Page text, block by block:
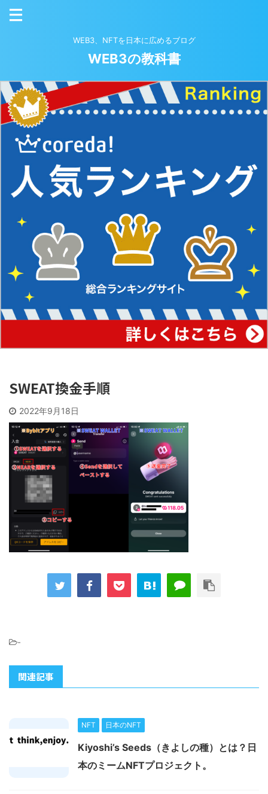
WEB3、NFTを日本に広めるブログ
WEB3の教科書
SWEAT換金手順
2022年9月18日
-
関連記事
NFT 日本のNFT
Kiyoshi’s Seeds（きよしの種）とは？日
本のミームNFTプロジェクト。